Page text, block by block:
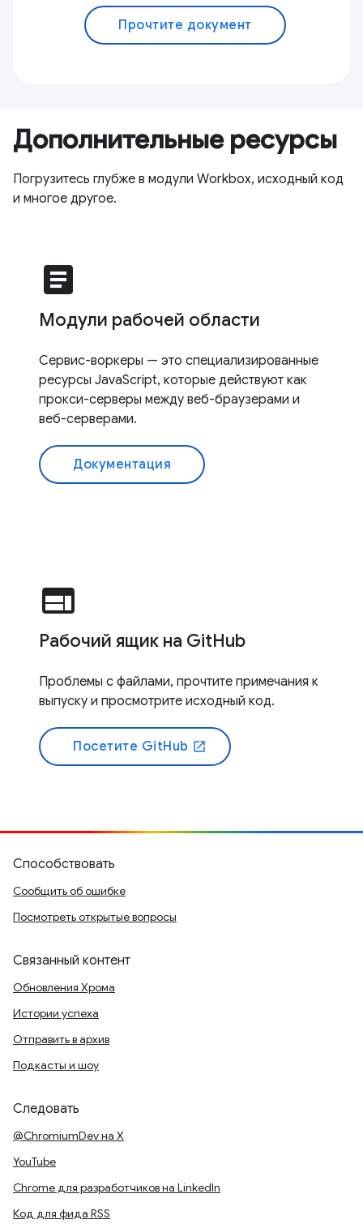
Прочтите документ
Дополнительные ресурсы
Погрузитесь глубже в модули Workbox, исходный код
и многое другое.
article
Модули рабочей области
Сервис-воркеры — это специализированные
ресурсы JavaScript, которые действуют как
прокси-серверы между веб-браузерами и
веб-серверами.
Документация
web
Рабочий ящик на GitHub
Проблемы с файлами, прочтите примечания к
выпуску и просмотрите исходный код.
Посетите GitHub open_in_new
Способствовать
Сообщить об ошибке
Посмотреть открытые вопросы
Связанный контент
Обновления Хрома
Истории успеха
Отправить в архив
Подкасты и шоу
Следовать
@ChromiumDev на X
YouTube
Chrome для разработчиков на LinkedIn
Код для фида RSS